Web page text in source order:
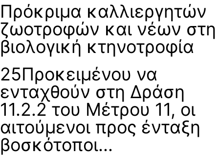
Πρόκριμα καλλιεργητών
ζωοτροφών και νέων στη
βιολογική κτηνοτροφία
25Προκειµένου να
ενταχθούν στη ∆ράση
11.2.2 του Μέτρου 11, οι
αιτούµενοι προς ένταξη
βοσκότοποι...